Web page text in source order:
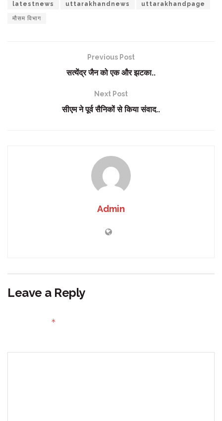
latestnews uttarakhandnews uttarakhandpage
मौसम विभाग
Previous Post
सत्येंद्र जैन को एक और झटका..
Next Post
सीएम ने पूर्व सैनिकों से किया संवाद..
Admin
Leave a Reply
*